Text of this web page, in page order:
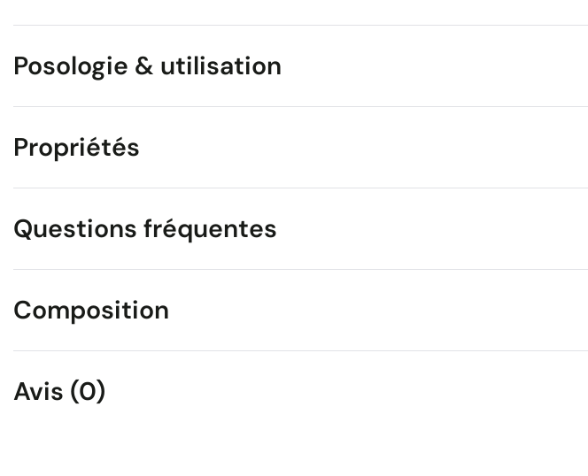
Posologie & utilisation
Propriétés
Questions fréquentes
Composition
Avis (0)